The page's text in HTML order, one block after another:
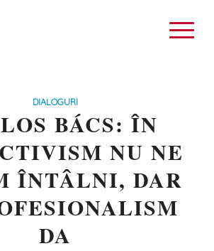
DIALOGURI
BÁCS: ÎN
NU NE
ÎNTÂLNI, DAR
DA